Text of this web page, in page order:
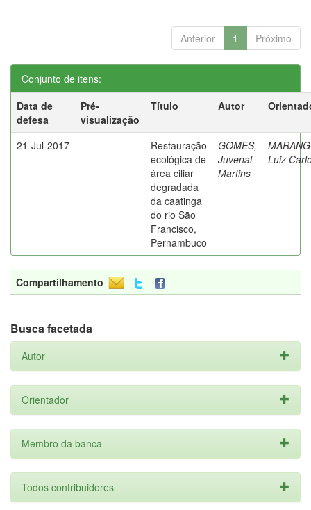
Anterior 1 Próximo
Conjunto de itens:
Data de
defesa
Pré-
visualização
Título Autor
21-Jul-2017
Restauração
ecológica de
área ciliar
degradada
da caatinga
do rio São
Francisco,
Pernambuco
GOMES,
Juvenal
Martins
Luiz
Compartilhamento
Busca facetada
Autor
Orientador
Membro da banca
Todos contribuidores